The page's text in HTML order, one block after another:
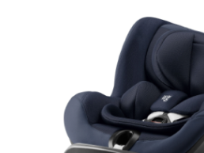
SCAUNE AUTO
SCOICI AUTO
LA PLIMBARE